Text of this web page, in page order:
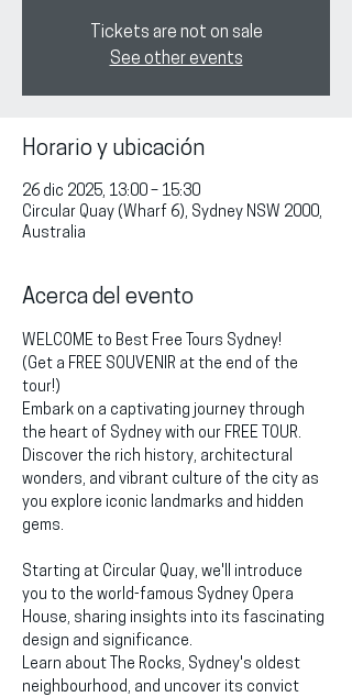
Tickets are not on sale
See other events
Horario y ubicación
26 dic 2025, 13:00 – 15:30
Circular Quay (Wharf 6), Sydney NSW 2000,
Australia
Acerca del evento
WELCOME to Best Free Tours Sydney!
(Get a FREE SOUVENIR at the end of the
tour!)
Embark on a captivating journey through
the heart of Sydney with our FREE TOUR.
Discover the rich history, architectural
wonders, and vibrant culture of the city as
you explore iconic landmarks and hidden
gems.
Starting at Circular Quay, we'll introduce
you to the world-famous Sydney Opera
House, sharing insights into its fascinating
design and significance.
Learn about The Rocks, Sydney's oldest
neighbourhood, and uncover its convict